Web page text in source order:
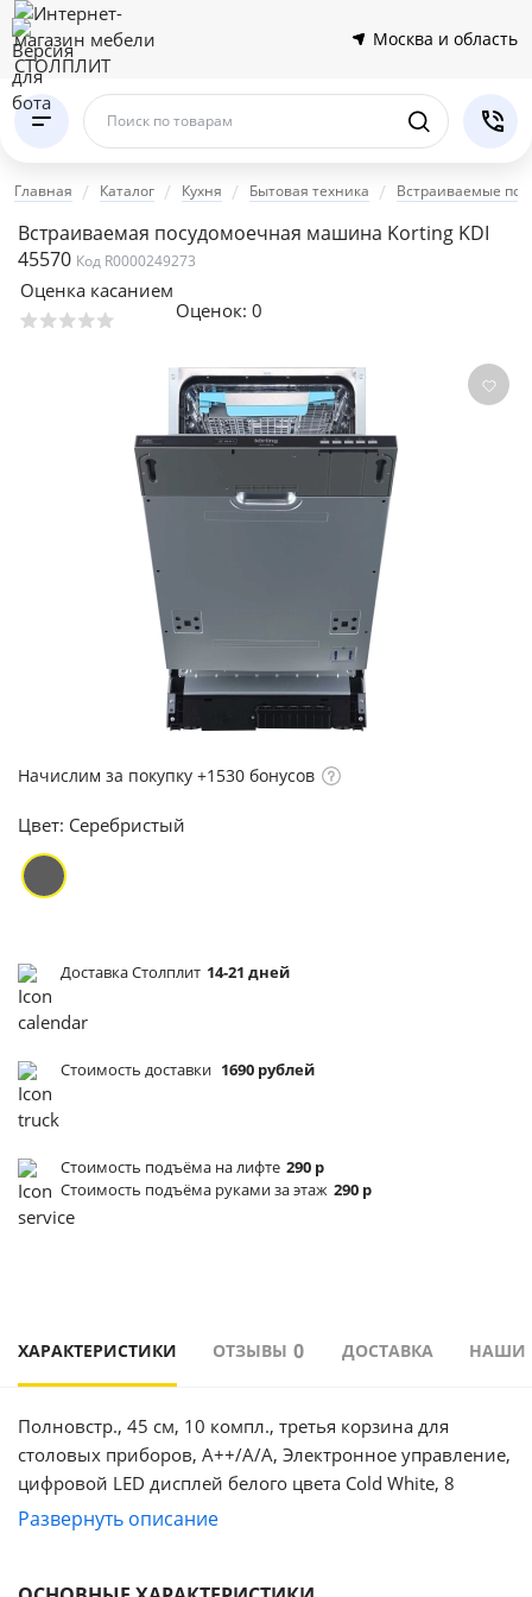
Москва и область
Поиск по товарам
Главная Каталог Кухня Бытовая техника Встраиваемые
Встраиваемая посудомоечная машина Korting KDI
45570 Код R0000249273
Оценка касанием
Оценок: 0
Начислим за покупку +1530 бонусов
Цвет: Серебристый
Доставка Столплит 14-21 дней
Стоимость доставки 1690 рублей
Стоимость подъёма на лифте 290 р
Стоимость подъёма руками за этаж 290 р
ХАРАКТЕРИСТИКИ ОТЗЫВЫ 0 ДОСТАВКА НАШИ
Полновстр., 45 см, 10 компл., третья корзина для
столовых приборов, А++/A/A, Электронное управление,
цифровой LED дисплей белого цвета Cold White, 8
программ, Автоматическая программа, Функция "Луч на
Развернуть описание